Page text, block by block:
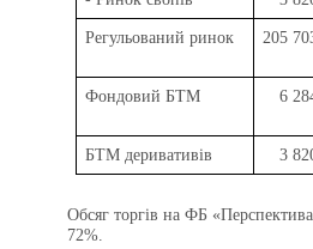
Регульований ринок 205
Фондовий БТМ 6
БТМ деривативів 3
Обсяг торгів на ФБ
72%.